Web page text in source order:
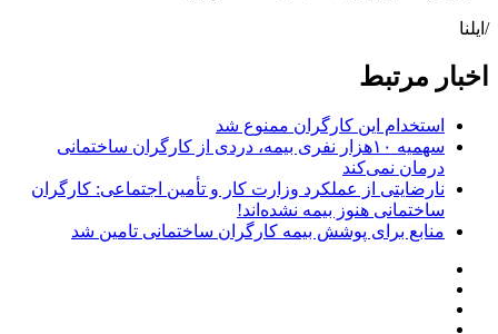
/ایلنا
اخبار مرتبط
استخدام این کارگران ممنوع شد
سهمیه ۱۰هزار نفری بیمه، دردی از کارگران ساختمانی
درمان نمی‌کند
نارضایتی از عملکرد وزارت کار و تأمین اجتماعی: کارگران
ساختمانی هنوز بیمه نشده‌اند!
منابع برای پوشش بیمه کارگران ساختمانی تامین شد